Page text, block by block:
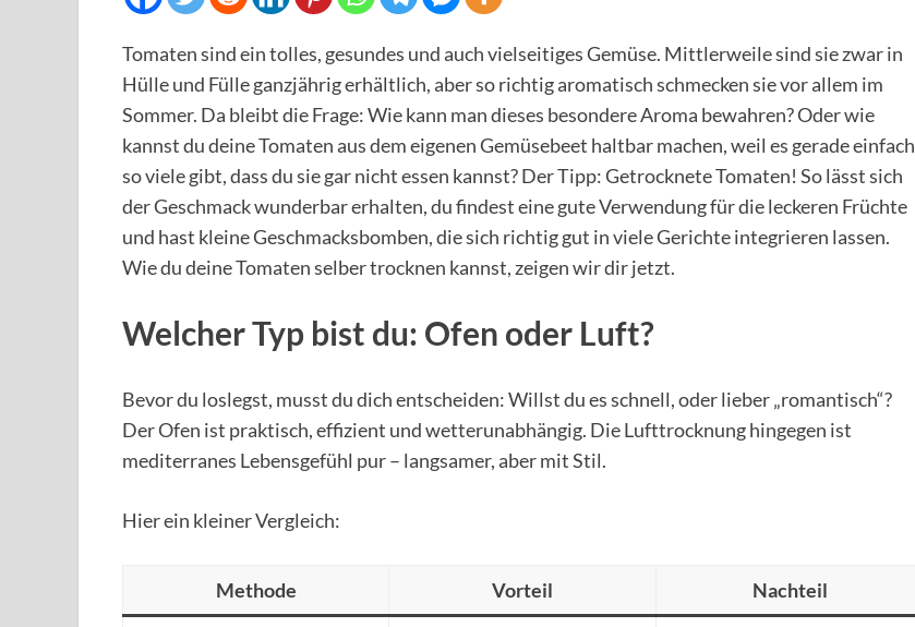
Tomaten sind ein tolles, gesundes und auch vielseitiges Gemüse. Mittlerweile sind sie zwar in
Hülle und Fülle ganzjährig erhältlich, aber so richtig aromatisch schmecken sie vor allem im
Sommer. Da bleibt die Frage: Wie kann man dieses besondere Aroma bewahren? Oder wie
kannst du deine Tomaten aus dem eigenen Gemüsebeet haltbar machen, weil es gerade einfach
so viele gibt, dass du sie gar nicht essen kannst? Der Tipp: Getrocknete Tomaten! So lässt sich
der Geschmack wunderbar erhalten, du findest eine gute Verwendung für die leckeren Früchte
und hast kleine Geschmacksbomben, die sich richtig gut in viele Gerichte integrieren lassen.
Wie du deine Tomaten selber trocknen kannst, zeigen wir dir jetzt.
Welcher Typ bist du: Ofen oder Luft?
Bevor du loslegst, musst du dich entscheiden: Willst du es schnell, oder lieber „romantisch“?
Der Ofen ist praktisch, effizient und wetterunabhängig. Die Lufttrocknung hingegen ist
mediterranes Lebensgefühl pur – langsamer, aber mit Stil.
Hier ein kleiner Vergleich:
Methode Vorteil Nachteil